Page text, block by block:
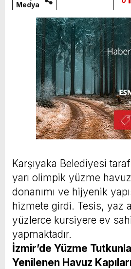
Medya
Karşıyaka Belediyesi
yarı olimpik yüzme
donanımı ve hijyenik
hizmete girdi. Tesis, yaz
yüzlerce kursiyere ev
yapmaktadır.
İzmir’de Yüzme
Yenilenen Havuz